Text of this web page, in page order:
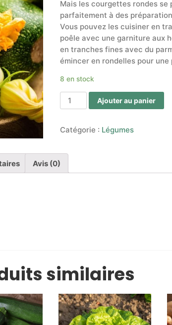
Mais les courgettes rondes se
parfaitement à des
Vous pouvez les cuisiner en
poêle avec une garniture aux
en tranches fines avec du
émincer en rondelles pour une
8 en stock
Ajouter au panier
Catégorie : Légumes
Avis (0)
similaires